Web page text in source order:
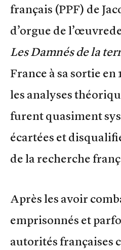
français (PPF) de
d’orgue de
Les Damnés de la
France à sa sortie en
les analyses
furent quasiment
écartées et
de la recherche
Après les avoir
emprisonnés et
autorités françaises